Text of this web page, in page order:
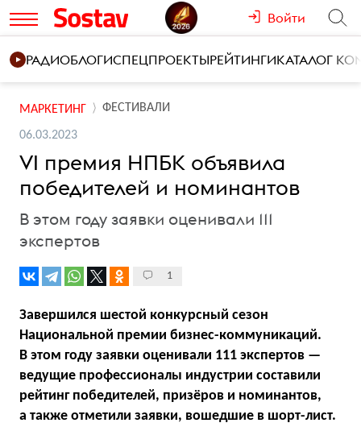
Войти
РАДИОБЛОГИСПЕЦПРОЕКТЫРЕЙТИНГИКАТАЛОГ
МАРКЕТИНГ ФЕСТИВАЛИ
06.03.2023
VI премия НПБК объявила
победителей и номинантов
В этом году заявки оценивали 111
экспертов
1
Завершился шестой конкурсный сезон
Национальной премии бизнес-коммуникаций.
В этом году заявки оценивали 111 экспертов —
ведущие профессионалы индустрии составили
рейтинг победителей, призёров и номинантов,
а также отметили заявки, вошедшие в шорт-лист.